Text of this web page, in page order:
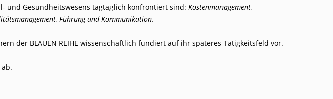
und Gesundheitswesens tagtäglich konfrontiert sind: Kostenmanagement,
Führung und Kommunikation.
der BLAUEN REIHE wissenschaftlich fundiert auf ihr späteres Tätigkeitsfeld vor.